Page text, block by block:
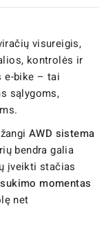
visureigis,
kontrolės ir
e-bike – tai
sąlygoms,
AWD sistema
bendra galia
įveikti stačias
momentas
net